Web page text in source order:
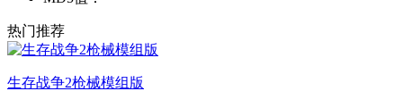
热门推荐
生存战争2枪械模组版